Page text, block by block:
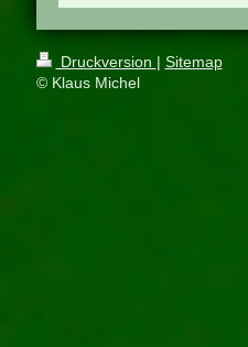
Druckversion | Sitemap
© Klaus Michel